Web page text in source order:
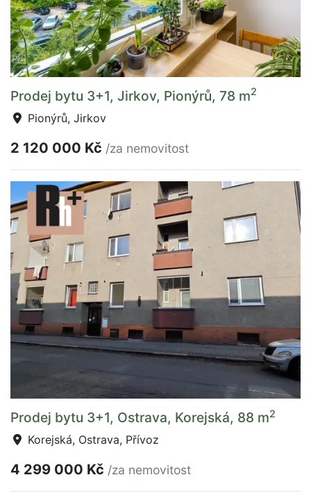
Prodej bytu 3+1, Jirkov, Pionýrů, 78 m2
Pionýrů, Jirkov
2 120 000 Kč /za nemovitost
Prodej bytu 3+1, Ostrava, Korejská, 88 m2
Korejská, Ostrava, Přívoz
4 299 000 Kč /za nemovitost